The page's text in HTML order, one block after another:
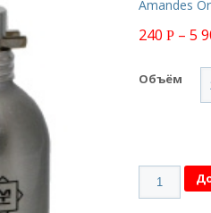
Amandes
240 Р– 5
Объём